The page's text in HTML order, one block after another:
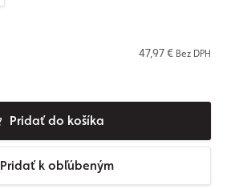
47,97 € Bez DPH
Pridať do košíka
Pridať k obľúbeným